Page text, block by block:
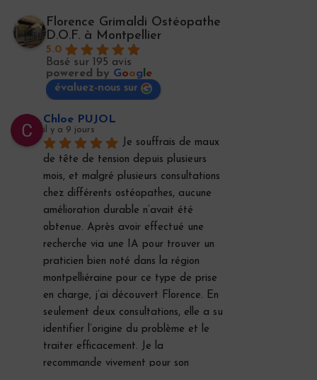
Florence Grimaldi Ostéopathe
D.O.F. à Montpellier
5.0
Basé sur 195 avis
powered by Goog e
évaluez-nous sur
Chloe PUJOL
il y a 9 jours
Je souffrais de maux
de tête de tension depuis plusieurs
mois, et malgré plusieurs consultations
chez différents ostéopathes, aucune
amélioration durable n’avait été
obtenue. Après avoir effectué une
recherche via une IA pour trouver un
praticien bien noté dans la région
montpelliéraine pour ce type de prise
en charge, j’ai découvert Florence. En
seulement deux consultations, elle a su
identifier l’origine du problème et le
traiter efficacement. Je la
recommande vivement pour son